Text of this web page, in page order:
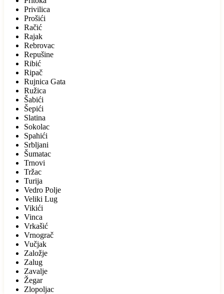
Privilica
Prošići
Račić
Rajak
Rebrovac
Repušine
Ribić
Ripač
Rujnica Gata
Ružica
Šabići
Šepići
Slatina
Sokolac
Spahići
Srbljani
Šumatac
Trnovi
Tržac
Turija
Vedro Polje
Veliki Lug
Vikići
Vinca
Vrkašić
Vrnograč
Vučjak
Založje
Zalug
Zavalje
Žegar
Zlopoljac